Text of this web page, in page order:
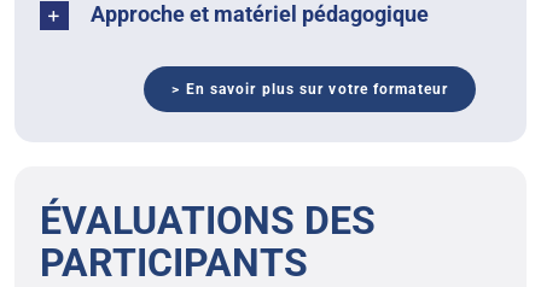
Approche et matériel pédagogique
> En savoir plus sur votre formateur
ÉVALUATIONS DES
PARTICIPANTS